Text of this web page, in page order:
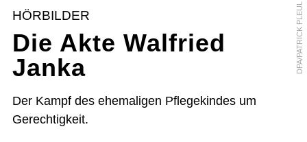
DPA/PATRICK PLEUL
HÖRBILDER
Die Akte Walfried
Janka
Der Kampf des ehemaligen Pflegekindes um
Gerechtigkeit.